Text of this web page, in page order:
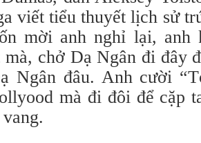
viết tiểu thuyết lịch sử
mời anh nghỉ lại, anh
chở Dạ Ngân đi đây
Ngân đâu. Anh cười
mà đi đôi để cặp